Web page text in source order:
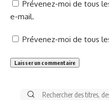
Prévenez-moi de tous
e-mail.
Prévenez-moi de tous
Rechercher: